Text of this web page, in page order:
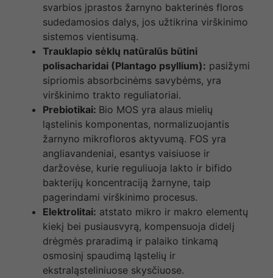
svarbios įprastos žarnyno bakterinės floros
sudedamosios dalys, jos užtikrina virškinimo
sistemos vientisumą.
Trauklapio sėklų natūralūs būtini
polisacharidai (Plantago psyllium): pasižymi
sipriomis absorbcinėms savybėms, yra
virškinimo trakto reguliatoriai.
Prebiotikai: Bio MOS yra alaus mielių
ląstelinis komponentas, normalizuojantis
žarnyno mikrofloros aktyvumą. FOS yra
angliavandeniai, esantys vaisiuose ir
daržovėse, kurie reguliuoja lakto ir bifido
bakterijų koncentraciją žarnyne, taip
pagerindami virškinimo procesus.
Elektrolitai: atstato mikro ir makro elementų
kiekį bei pusiausvyrą, kompensuoja didelį
drėgmės praradimą ir palaiko tinkamą
osmosinį spaudimą ląstelių ir
ekstraląsteliniuose skysčiuose.